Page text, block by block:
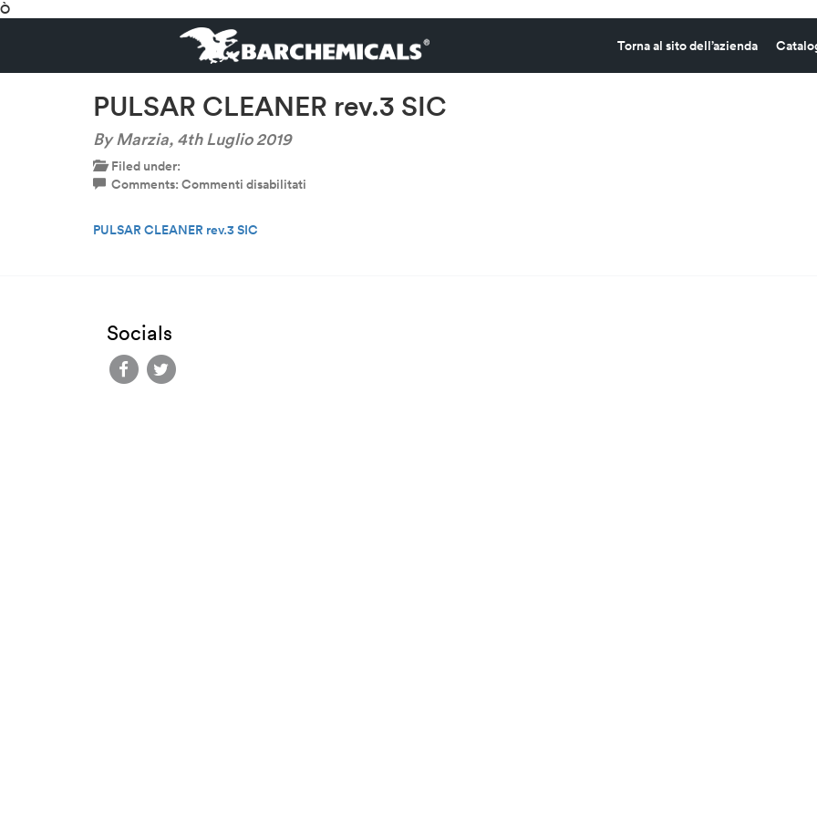
Ò
Torna al sito dell’azienda
PULSAR CLEANER rev.3 SIC
By Marzia, 4th Luglio 2019
Filed under:
Comments: Commenti disabilitati
PULSAR CLEANER rev.3 SIC
Socials